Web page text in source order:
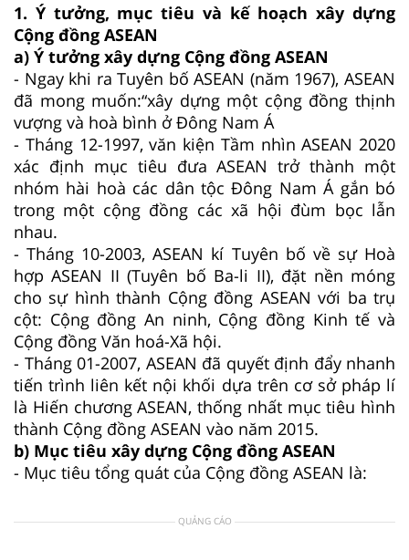
1. Ý tưởng, mục tiêu và kế hoạch xây dựng
Cộng đồng ASEAN
a) Ý tưởng xây dựng Cộng đồng ASEAN
- Ngay khi ra Tuyên bố ASEAN (năm 1967), ASEAN
đã mong muốn:“xây dựng một cộng đồng thịnh
vượng và hoà bình ở Đông Nam Á
- Tháng 12-1997, văn kiện Tầm nhìn ASEAN 2020
xác định mục tiêu đưa ASEAN trở thành một
nhóm hài hoà các dân tộc Đông Nam Á gắn bó
trong một cộng đồng các xã hội đùm bọc lẫn
nhau.
- Tháng 10-2003, ASEAN kí Tuyên bố về sự Hoà
hợp ASEAN II (Tuyên bố Ba-li II), đặt nền móng
cho sự hình thành Cộng đồng ASEAN với ba trụ
cột: Cộng đồng An ninh, Cộng đồng Kinh tế và
Cộng đồng Văn hoá-Xã hội.
- Tháng 01-2007, ASEAN đã quyết định đẩy nhanh
tiến trình liên kết nội khối dựa trên cơ sở pháp lí
là Hiến chương ASEAN, thống nhất mục tiêu hình
thành Cộng đồng ASEAN vào năm 2015.
b) Mục tiêu xây dựng Cộng đồng ASEAN
- Mục tiêu tổng quát của Cộng đồng ASEAN là:
QUẢNG CÁO